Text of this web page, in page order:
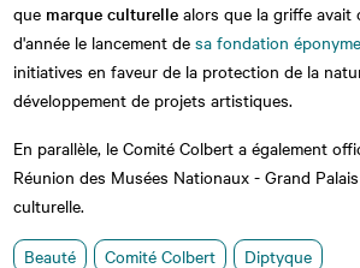
que marque culturellealors que la griffe avait
d'année le lancement desa fondation
initiatives en faveur de la protection de la
développement de projets artistiques.
En parallèle, le Comité Colbert a également
Réunion des Musées Nationaux - Grand
culturelle.
Beauté Comité Colbert Diptyque